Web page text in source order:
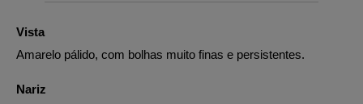
Vista
Amarelo pálido, com bolhas muito finas e persistentes.
Nariz